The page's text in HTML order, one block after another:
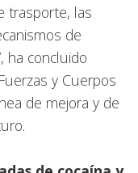
trasporte, las
de
ha concluido
y Cuerpos
de mejora y de